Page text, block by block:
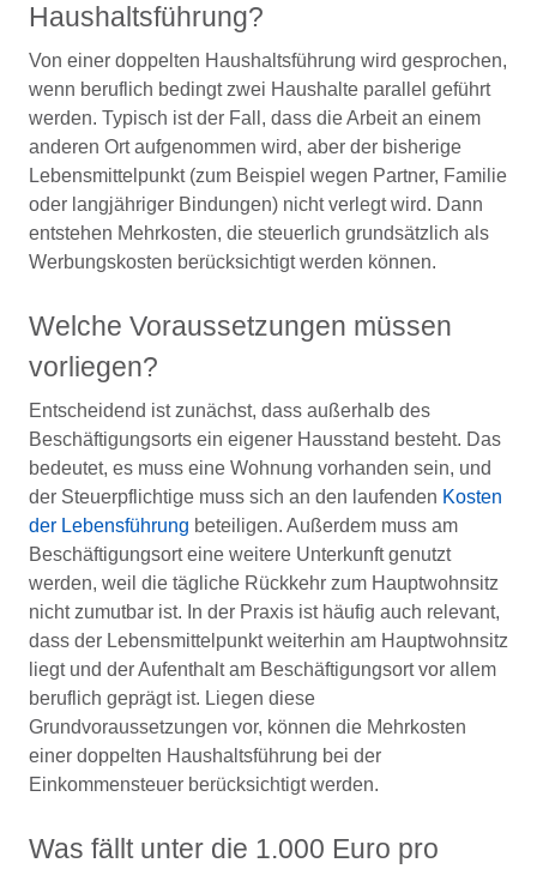
Haushaltsführung?
Von einer doppelten Haushaltsführung wird gesprochen,
wenn beruflich bedingt zwei Haushalte parallel geführt
werden. Typisch ist der Fall, dass die Arbeit an einem
anderen Ort aufgenommen wird, aber der bisherige
Lebensmittelpunkt (zum Beispiel wegen Partner, Familie
oder langjähriger Bindungen) nicht verlegt wird. Dann
entstehen Mehrkosten, die steuerlich grundsätzlich als
Werbungskosten berücksichtigt werden können.
Welche Voraussetzungen müssen
vorliegen?
Entscheidend ist zunächst, dass außerhalb des
Beschäftigungsorts ein eigener Hausstand besteht. Das
bedeutet, es muss eine Wohnung vorhanden sein, und
der Steuerpflichtige muss sich an den laufenden Kosten
der Lebensführung beteiligen. Außerdem muss am
Beschäftigungsort eine weitere Unterkunft genutzt
werden, weil die tägliche Rückkehr zum Hauptwohnsitz
nicht zumutbar ist. In der Praxis ist häufig auch relevant,
dass der Lebensmittelpunkt weiterhin am Hauptwohnsitz
liegt und der Aufenthalt am Beschäftigungsort vor allem
beruflich geprägt ist. Liegen diese
Grundvoraussetzungen vor, können die Mehrkosten
einer doppelten Haushaltsführung bei der
Einkommensteuer berücksichtigt werden.
Was fällt unter die 1.000 Euro pro